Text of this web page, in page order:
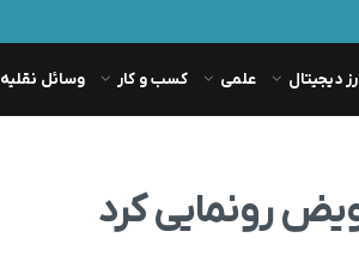
دیجیتال علمی کسب و کار وسائل نقلیه